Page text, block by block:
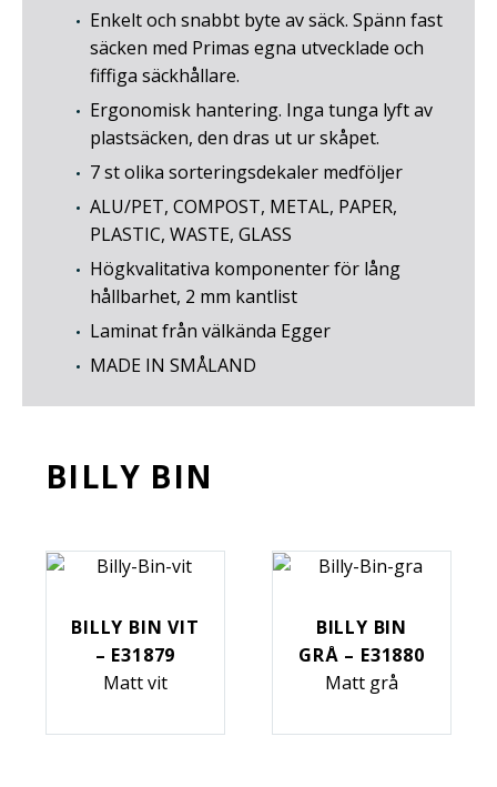
Enkelt och snabbt byte av säck. Spänn fast
säcken med Primas egna utvecklade och
fiffiga säckhållare.
Ergonomisk hantering. Inga tunga lyft av
plastsäcken, den dras ut ur skåpet.
7 st olika sorteringsdekaler medföljer
ALU/PET, COMPOST, METAL, PAPER,
PLASTIC, WASTE, GLASS
Högkvalitativa komponenter för lång
hållbarhet, 2 mm kantlist
Laminat från välkända Egger
MADE IN SMÅLAND
BILLY BIN
BILLY BIN VIT
– E31879
Matt vit
BILLY BIN
GRÅ – E31880
Matt grå